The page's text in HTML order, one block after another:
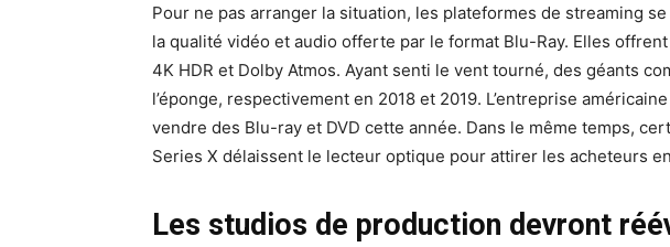
Pour ne pas arranger la situation, les plateformes de streaming
la qualité vidéo et audio offerte par le format Blu-Ray. Elles
4K HDR et Dolby Atmos. Ayant senti le vent tourné, des géants
l’éponge, respectivement en 2018 et 2019. L’entreprise
vendre des Blu-ray et DVD cette année. Dans le même temps,
Series X délaissent le lecteur optique pour attirer les acheteurs
Les studios de production devront